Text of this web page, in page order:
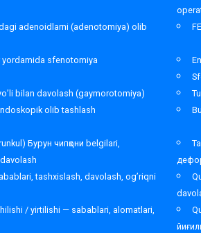
adenoidlarni (adenotomiya) olib
yordamida sfenotomiya
bilan davolash (gaymorotomiya)
olib tashlash
Бурун чипқони belgilari,
tashxislash, davolash, og’riqni
/ yirtilishi — sabablari, alomatlari,